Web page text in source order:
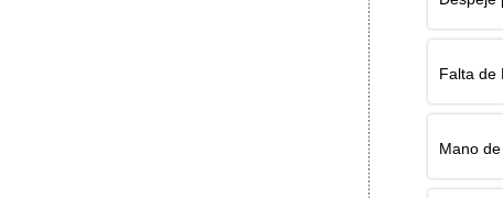
Falta de
Mano